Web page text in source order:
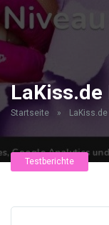
LaKiss.de
Startseite »
Testberichte